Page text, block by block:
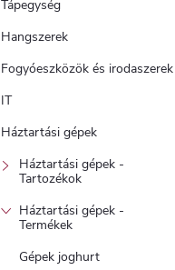
Tápegység
Hangszerek
Fogyóeszközök és irodaszerek
IT
Háztartási gépek
Háztartási gépek -
Tartozékok
Háztartási gépek -
Termékek
Gépek joghurt